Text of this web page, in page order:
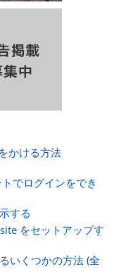
かける方法
でログインをでき
する
をセットアップす
いくつかの方法 (全